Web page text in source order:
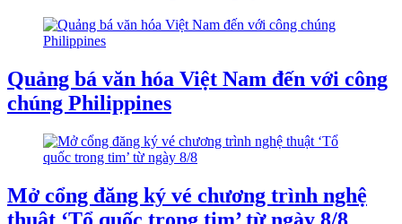
Quảng bá văn hóa Việt Nam đến với công
chúng Philippines
Mở cổng đăng ký vé chương trình nghệ
thuật ‘Tổ quốc trong tim’ từ ngày 8/8